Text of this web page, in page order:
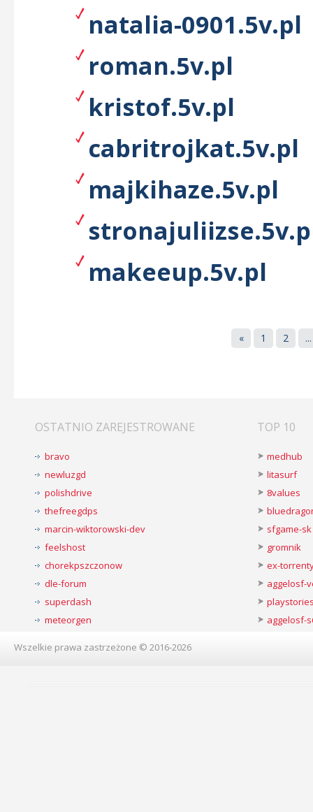
natalia-0901.5v.pl
roman.5v.pl
kristof.5v.pl
cabritrojkat.5v.pl
majkihaze.5v.pl
makeeup.5v.pl
« 1 2 ...
OSTATNIO ZAREJESTROWANE
bravo
newluzgd
polishdrive
thefreegdps
marcin-wiktorowski-dev
feelshost
chorekpszczonow
dle-forum
superdash
meteorgen
TOP 10
medhub
litasurf
8values
sfgame-sk
gromnik
ex-
aggelosf-
aggelosf-
Wszelkie prawa zastrzeżone © 2016-2026